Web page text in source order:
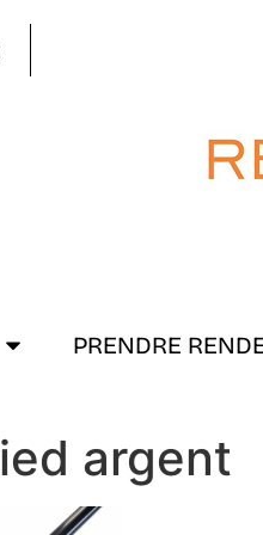
PRENDRE
argent